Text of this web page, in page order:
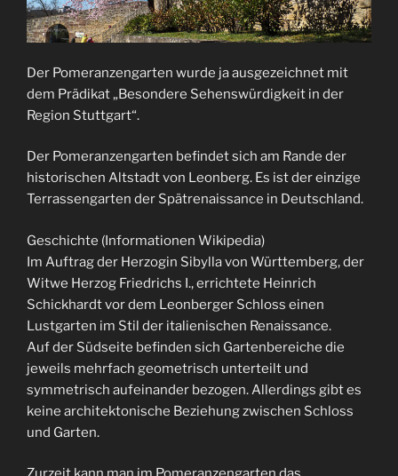
Der Pomeranzengarten wurde ja ausgezeichnet mit
dem Prädikat „Besondere Sehenswürdigkeit in der
Region Stuttgart“.
Der Pomeranzengarten befindet sich am Rande der
historischen Altstadt von Leonberg. Es ist der einzige
Terrassengarten der Spätrenaissance in Deutschland.
Geschichte (Informationen Wikipedia)
Im Auftrag der Herzogin Sibylla von Württemberg, der
Witwe Herzog Friedrichs I., errichtete Heinrich
Schickhardt vor dem Leonberger Schloss einen
Lustgarten im Stil der italienischen Renaissance.
Auf der Südseite befinden sich Gartenbereiche die
jeweils mehrfach geometrisch unterteilt und
symmetrisch aufeinander bezogen. Allerdings gibt es
keine architektonische Beziehung zwischen Schloss
und Garten.